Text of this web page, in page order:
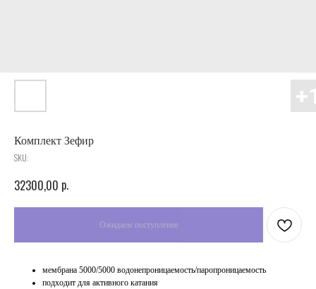
Комплект Зефир
SKU:
32300,00 p.
мембрана 5000/5000 водонепроницаемость/паропроницаемость
подходит для активного катания